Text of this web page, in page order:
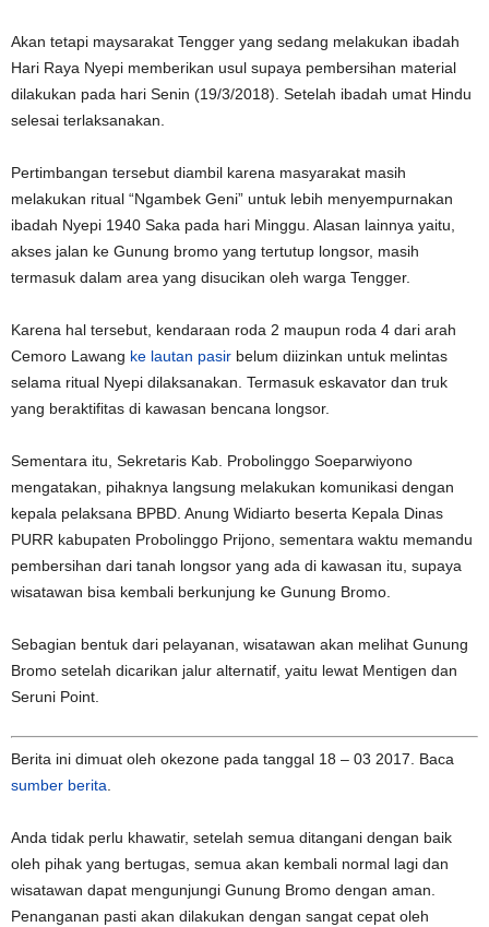
Akan tetapi maysarakat Tengger yang sedang melakukan ibadah
Hari Raya Nyepi memberikan usul supaya pembersihan material
dilakukan pada hari Senin (19/3/2018). Setelah ibadah umat Hindu
selesai terlaksanakan.
Pertimbangan tersebut diambil karena masyarakat masih
melakukan ritual “Ngambek Geni” untuk lebih menyempurnakan
ibadah Nyepi 1940 Saka pada hari Minggu. Alasan lainnya yaitu,
akses jalan ke Gunung bromo yang tertutup longsor, masih
termasuk dalam area yang disucikan oleh warga Tengger.
Karena hal tersebut, kendaraan roda 2 maupun roda 4 dari arah
Cemoro Lawang ke lautan pasir belum diizinkan untuk melintas
selama ritual Nyepi dilaksanakan. Termasuk eskavator dan truk
yang beraktifitas di kawasan bencana longsor.
Sementara itu, Sekretaris Kab. Probolinggo Soeparwiyono
mengatakan, pihaknya langsung melakukan komunikasi dengan
kepala pelaksana BPBD. Anung Widiarto beserta Kepala Dinas
PURR kabupaten Probolinggo Prijono, sementara waktu memandu
pembersihan dari tanah longsor yang ada di kawasan itu, supaya
wisatawan bisa kembali berkunjung ke Gunung Bromo.
Sebagian bentuk dari pelayanan, wisatawan akan melihat Gunung
Bromo setelah dicarikan jalur alternatif, yaitu lewat Mentigen dan
Seruni Point.
Berita ini dimuat oleh okezone pada tanggal 18 – 03 2017. Baca
sumber berita
Anda tidak perlu khawatir, setelah semua ditangani dengan baik
oleh pihak yang bertugas, semua akan kembali normal lagi dan
wisatawan dapat mengunjungi Gunung Bromo dengan aman.
Penanganan pasti akan dilakukan dengan sangat cepat oleh